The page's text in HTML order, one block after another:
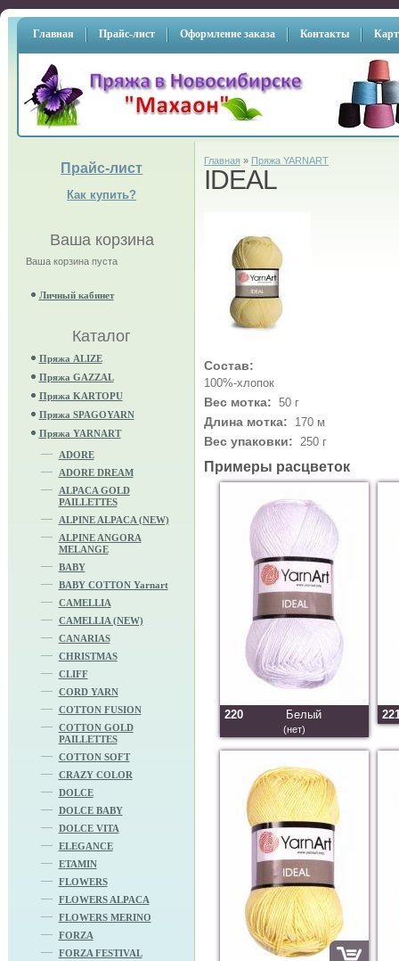
Главная Прайс-лист Оформление заказа Контакты
Прайс-лист
Как купить?
Ваша корзина
Ваша корзина пуста
Личный кабинет
Каталог
Пряжа ALIZE
Пряжа GAZZAL
Пряжа KARTOPU
Пряжа SPAGOYARN
Пряжа YARNART
ADORE
ADORE DREAM
ALPACA GOLD
PAILLETTES
ALPINE ALPACA (NEW)
ALPINE ANGORA
MELANGE
BABY
BABY COTTON Yarnart
CAMELLIA
CAMELLIA (NEW)
CANARIAS
CHRISTMAS
CLIFF
CORD YARN
COTTON FUSION
COTTON GOLD
PAILLETTES
COTTON SOFT
CRAZY COLOR
DOLCE
DOLCE BABY
DOLCE VITA
ELEGANCE
ETAMIN
FLOWERS
FLOWERS ALPACA
FLOWERS MERINO
FORZA
FORZA FESTIVAL
Главная » Пряжа YARNART
IDEAL
Состав:
100%-хлопок
Вес мотка: 50 г
Длина мотка: 170 м
Вес упаковки: 250 г
Примеры расцветок
220 Белый
(нет)